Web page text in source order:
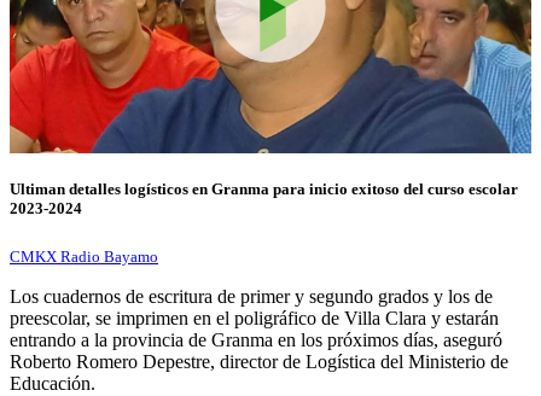
Ultiman detalles logísticos en Granma para inicio exitoso del curso escolar
2023-2024
CMKX Radio Bayamo
Los cuadernos de escritura de primer y segundo grados y los de
preescolar, se imprimen en el poligráfico de Villa Clara y estarán
entrando a la provincia de Granma en los próximos días, aseguró
Roberto Romero Depestre, director de Logística del Ministerio de
Educación.